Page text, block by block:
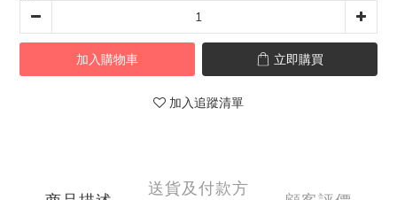
加入購物車 立即購買
加入追蹤清單
送貨及付款方